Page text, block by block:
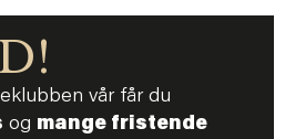
vår får du
og mange fristende